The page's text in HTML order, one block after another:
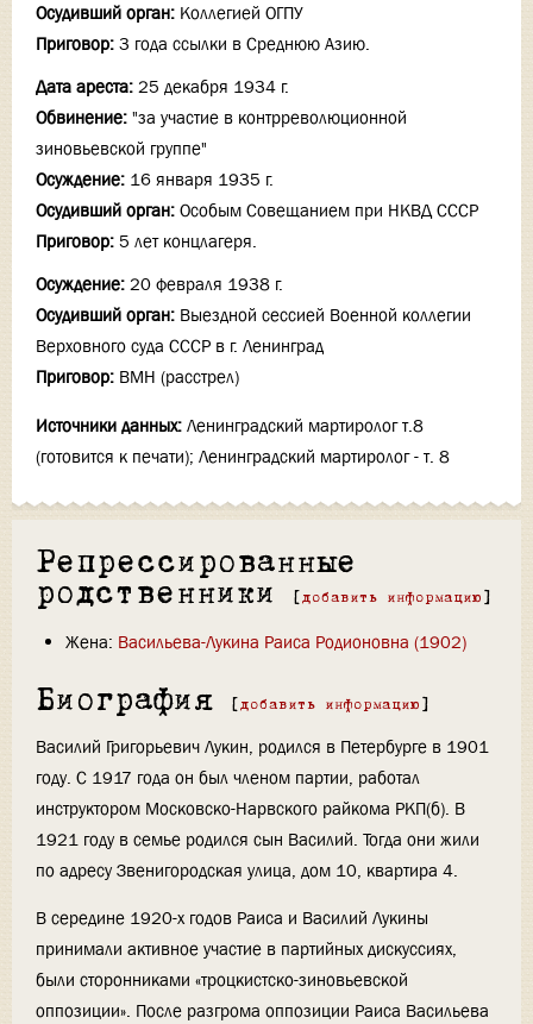
Осудивший орган: Коллегией ОГПУ
Приговор: 3 года ссылки в Среднюю Азию.
Дата ареста: 25 декабря 1934 г.
Обвинение: "за участие в контрреволюционной
зиновьевской группе"
Осуждение: 16 января 1935 г.
Осудивший орган: Особым Совещанием при НКВД СССР
Приговор: 5 лет концлагеря.
Осуждение: 20 февраля 1938 г.
Осудивший орган: Выездной сессией Военной коллегии
Верховного суда СССР в г. Ленинград
Приговор: ВМН (расстрел)
Источники данных: Ленинградский мартиролог т.8
(готовится к печати); Ленинградский мартиролог - т. 8
Репрессированные
родственники
[ добавить информацию ]
Жена: Васильева-Лукина Раиса Родионовна (1902)
Биография [ добавить информацию ]
Василий Григорьевич Лукин, родился в Петербурге в 1901
году. С 1917 года он был членом партии, работал
инструктором Московско-Нарвского райкома РКП(б). В
1921 году в семье родился сын Василий. Тогда они жили
по адресу Звенигородская улица, дом 10, квартира 4.
В середине 1920-х годов Раиса и Василий Лукины
принимали активное участие в партийных дискуссиях,
были сторонниками «троцкистско-зиновьевской
оппозиции». После разгрома оппозиции Раиса Васильева